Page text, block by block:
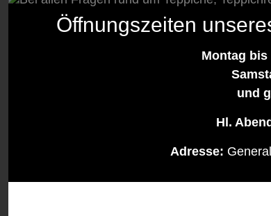
Öffnungszeiten
Montag bis
und
Hl.
Adresse: